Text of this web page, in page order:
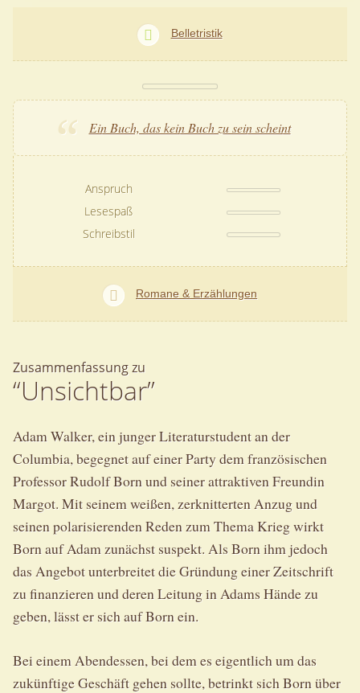
Belletristik
Ein Buch, das kein Buch zu sein scheint
Anspruch
Lesespaß
Schreibstil
Romane & Erzählungen
Zusammenfassung zu
“Unsichtbar”
Adam Walker, ein junger Literaturstudent an der
Columbia, begegnet auf einer Party dem französischen
Professor Rudolf Born und seiner attraktiven Freundin
Margot. Mit seinem weißen, zerknitterten Anzug und
seinen polarisierenden Reden zum Thema Krieg wirkt
Born auf Adam zunächst suspekt. Als Born ihm jedoch
das Angebot unterbreitet die Gründung einer Zeitschrift
zu finanzieren und deren Leitung in Adams Hände zu
geben, lässt er sich auf Born ein.
Bei einem Abendessen, bei dem es eigentlich um das
zukünftige Geschäft gehen sollte, betrinkt sich Born über